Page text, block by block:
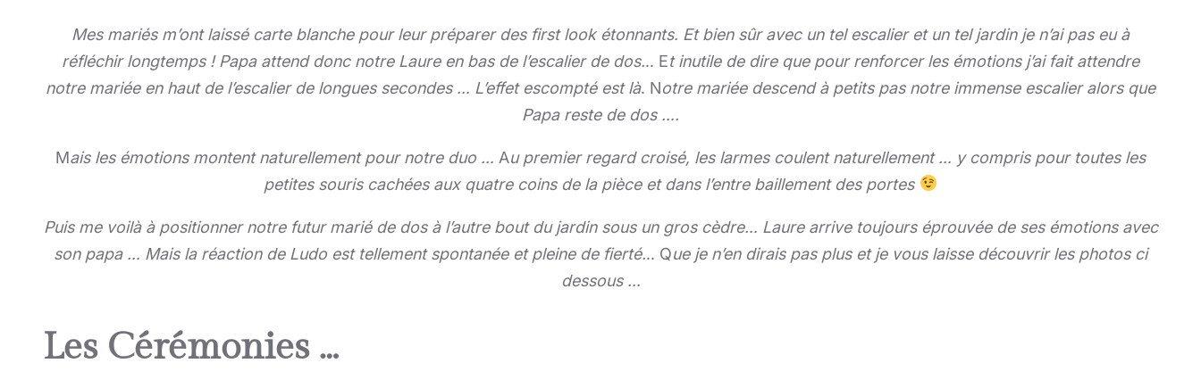
Mes mariés m’ont laissé carte blanche pour leur préparer des first look étonnants. Et bien sûr avec un tel escalier et un tel jardin je n’ai pas eu à
réfléchir longtemps ! Papa attend donc notre Laure en bas de l’escalier de dos... Et inutile de dire que pour renforcer les émotions j’ai fait attendre
notre mariée en haut de l’escalier de longues secondes … L’effet escompté est là. Notre mariée descend à petits pas notre immense escalier alors que
Papa reste de dos ….
Mais les émotions montent naturellement pour notre duo … Au premier regard croisé, les larmes coulent naturellement … y compris pour toutes les
petites souris cachées aux quatre coins de la pièce et dans l’entre baillement des portes
Puis me voilà à positionner notre futur marié de dos à l’autre bout du jardin sous un gros cèdre… Laure arrive toujours éprouvée de ses émotions avec
son papa … Mais la réaction de Ludo est tellement spontanée et pleine de fierté... Que je n’en dirais pas plus et je vous laisse découvrir les photos ci
dessous …
Les Cérémonies …